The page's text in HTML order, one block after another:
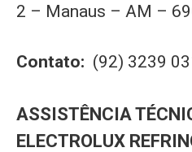
2 – Manaus – AM –
Contato: (92) 3239
ASSISTÊNCIA
ELECTROLUX